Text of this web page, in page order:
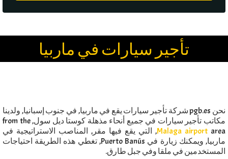
تأجير سيارات في ماربيا
نحن pgb.es شركة تأجير سيارات يقع في ماربيا, في جنوب إسبانيا, ولدينا
مكاتب تأجير سيارات في جميع أنحاء مذهلة كوستا ديل سول,from the
Malaga airport area
, التي يقع فيها مقر, المناصب الاستراتيجية في
ماربيا, ويمكنك زيارة في Puerto Banús, تغطي هذه الطريقة احتياجات
المستخدمين في ملقا وفي جبل طارق.